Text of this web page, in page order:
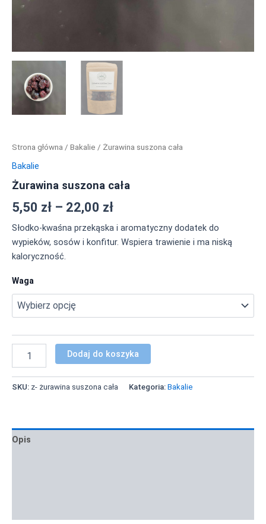
Strona główna / Bakalie / Żurawina suszona cała
Bakalie
Żurawina suszona cała
5,50 zł – 22,00 zł
Słodko-kwaśna przekąska i aromatyczny dodatek do
wypieków, sosów i konfitur. Wspiera trawienie i ma niską
kaloryczność.
Waga
Dodaj do koszyka
SKU: z- żurawina suszona cała Kategoria: Bakalie
Opis